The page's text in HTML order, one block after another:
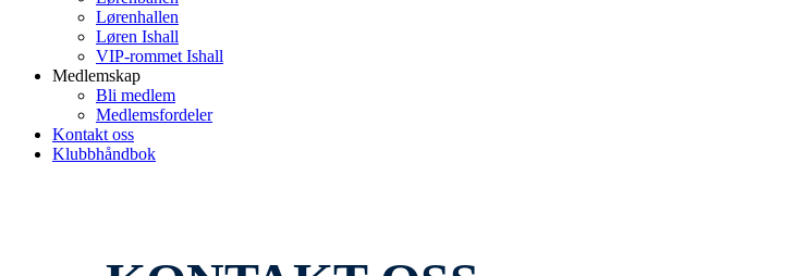
Lørenhallen
Løren Ishall
VIP-rommet Ishall
Medlemskap
Bli medlem
Medlemsfordeler
Kontakt oss
Klubbhåndbok